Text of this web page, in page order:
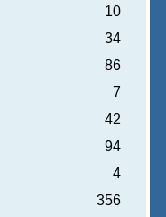
10
34
86
7
42
94
4
356